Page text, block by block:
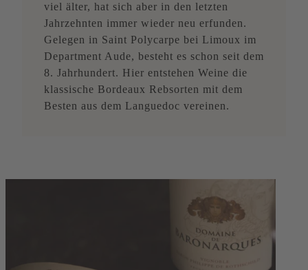
viel älter, hat sich aber in den letzten
Jahrzehnten immer wieder neu erfunden.
Gelegen in Saint Polycarpe bei Limoux im
Department Aude, besteht es schon seit dem
8. Jahrhundert. Hier entstehen Weine die
klassische Bordeaux Rebsorten mit dem
Besten aus dem Languedoc vereinen.